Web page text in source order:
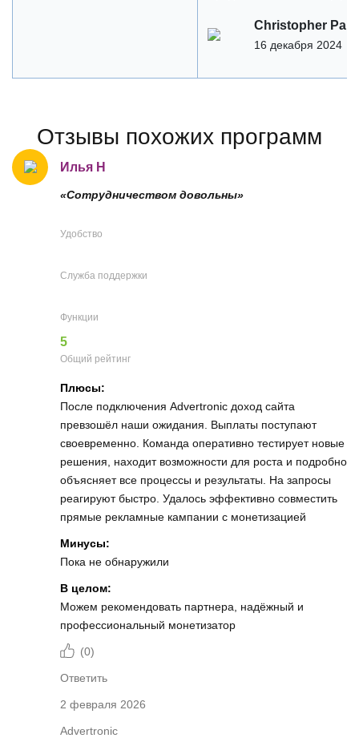
Christopher
16 декабря 2024
Отзывы похожих программ
Илья Н
«Сотрудничеством довольны»
Удобство
Служба поддержки
Функции
5
Общий рейтинг
Плюсы:
После подключения Advertronic доход сайта
превзошёл наши ожидания. Выплаты поступают
своевременно. Команда оперативно тестирует новые
решения, находит возможности для роста и подробно
объясняет все процессы и результаты. На запросы
реагируют быстро. Удалось эффективно совместить
прямые рекламные кампании с монетизацией
Минусы:
Пока не обнаружили
В целом:
Можем рекомендовать партнера, надёжный и
профессиональный монетизатор
(0)
Ответить
2 февраля 2026
Advertronic